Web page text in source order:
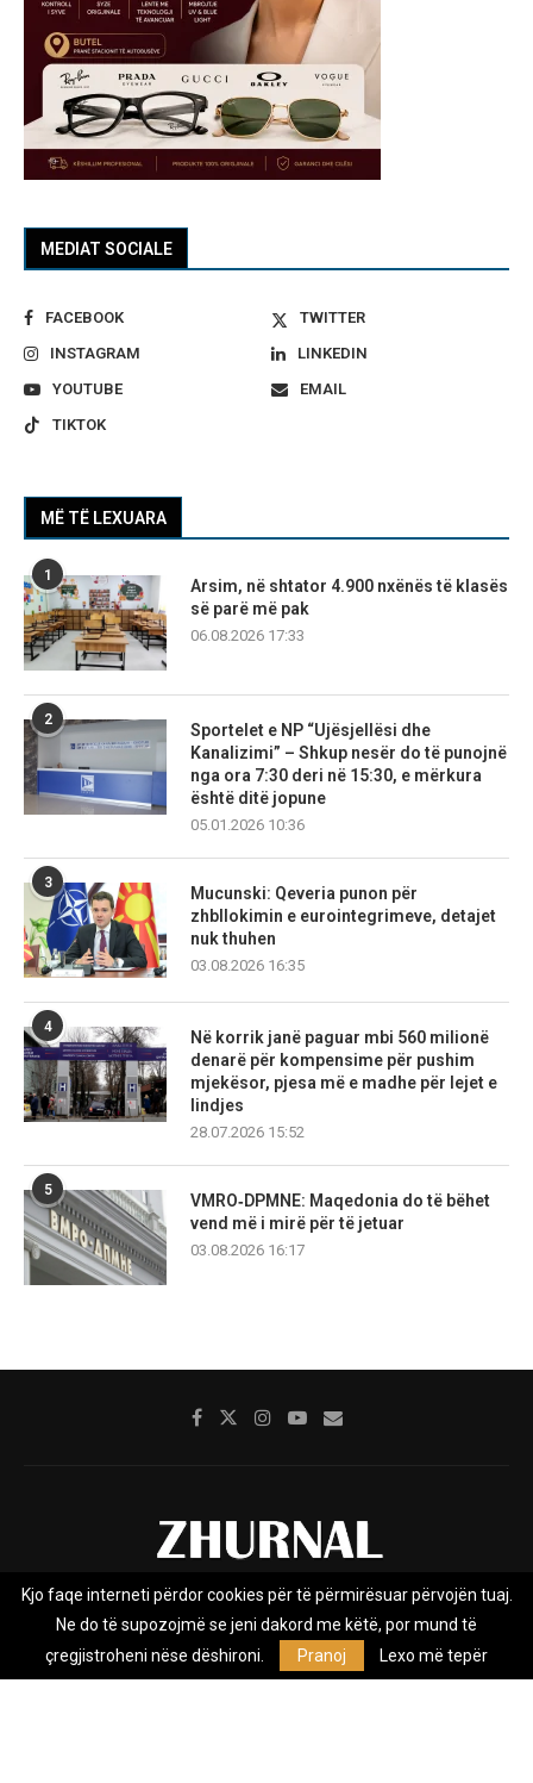
MEDIAT SOCIALE
FACEBOOK
TWITTER
INSTAGRAM
LINKEDIN
YOUTUBE
EMAIL
TIKTOK
MË TË LEXUARA
1
Arsim, në shtator 4.900 nxënës të klasës
së parë më pak
06.08.2026 17:33
2
Sportelet e NP “Ujësjellësi dhe
Kanalizimi” – Shkup nesër do të punojnë
nga ora 7:30 deri në 15:30, e mërkura
është ditë jopune
05.01.2026 10:36
3
Mucunski: Qeveria punon për
zhbllokimin e eurointegrimeve, detajet
nuk thuhen
03.08.2026 16:35
4
Në korrik janë paguar mbi 560 milionë
denarë për kompensime për pushim
mjekësor, pjesa më e madhe për lejet e
lindjes
28.07.2026 15:52
5
VMRO‑DPMNE: Maqedonia do të bëhet
vend më i mirë për të jetuar
03.08.2026 16:17
Rreth nesh Impresumi Marketing
Privacy Policy
Zhurnal.mk është Agjenci e Lajmeve e pavarur, e themeluar në vitin
Kjo faqe interneti përdor cookies për të përmirësuar përvojën tuaj.
Ne do të supozojmë se jeni dakord me këtë, por mund të
çregjistroheni nëse dëshironi.
Pranoj Lexo më tepër